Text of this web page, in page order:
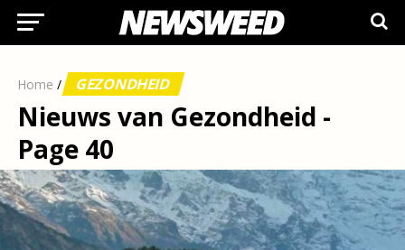
Home / GEZONDHEID
Nieuws van Gezondheid -
Page 40